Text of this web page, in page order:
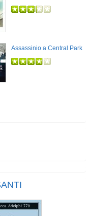
Assassinio a Central Park